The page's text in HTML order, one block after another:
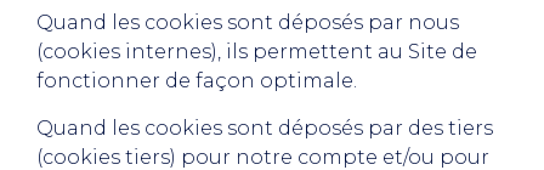
Quand les cookies sont déposés par nous
(cookies internes), ils permettent au Site de
fonctionner de façon optimale.
Quand les cookies sont déposés par des tiers
(cookies tiers) pour notre compte et/ou pour